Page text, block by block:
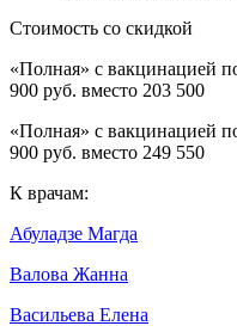
Стоимость со скидкой
«Полная» с вакцинацией
900 руб. вместо 203 500
«Полная» с вакцинацией
900 руб. вместо 249 550
К врачам:
Абуладзе Магда
Валова Жанна
Васильева Елена